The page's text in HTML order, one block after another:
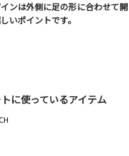
ンは外側に足の形に合わせて
いポイントです。
に使っているアイテム